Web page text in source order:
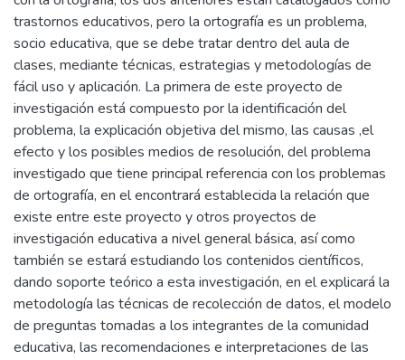
trastornos educativos, pero la ortografía es un problema,
socio educativa, que se debe tratar dentro del aula de
clases, mediante técnicas, estrategias y metodologías de
fácil uso y aplicación. La primera de este proyecto de
investigación está compuesto por la identificación del
problema, la explicación objetiva del mismo, las causas ,el
efecto y los posibles medios de resolución, del problema
investigado que tiene principal referencia con los problemas
de ortografía, en el encontrará establecida la relación que
existe entre este proyecto y otros proyectos de
investigación educativa a nivel general básica, así como
también se estará estudiando los contenidos científicos,
dando soporte teórico a esta investigación, en el explicará la
metodología las técnicas de recolección de datos, el modelo
de preguntas tomadas a los integrantes de la comunidad
educativa, las recomendaciones e interpretaciones de las